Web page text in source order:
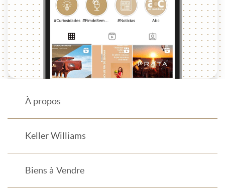
À propos
Keller Williams
Biens à Vendre